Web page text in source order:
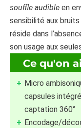
souffle audible en
sensibilité aux
réside dans
son usage aux
Ce qu'on
Micro
capsules
captation 360°
Encodage/